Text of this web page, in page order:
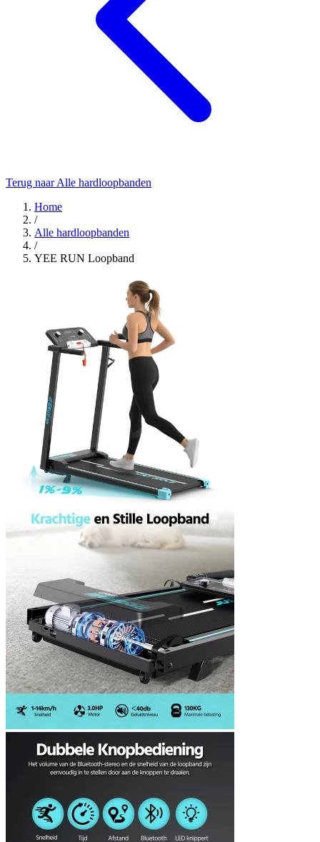
Terug naar Alle hardloopbanden
Home
/
Alle hardloopbanden
/
YEE RUN Loopband